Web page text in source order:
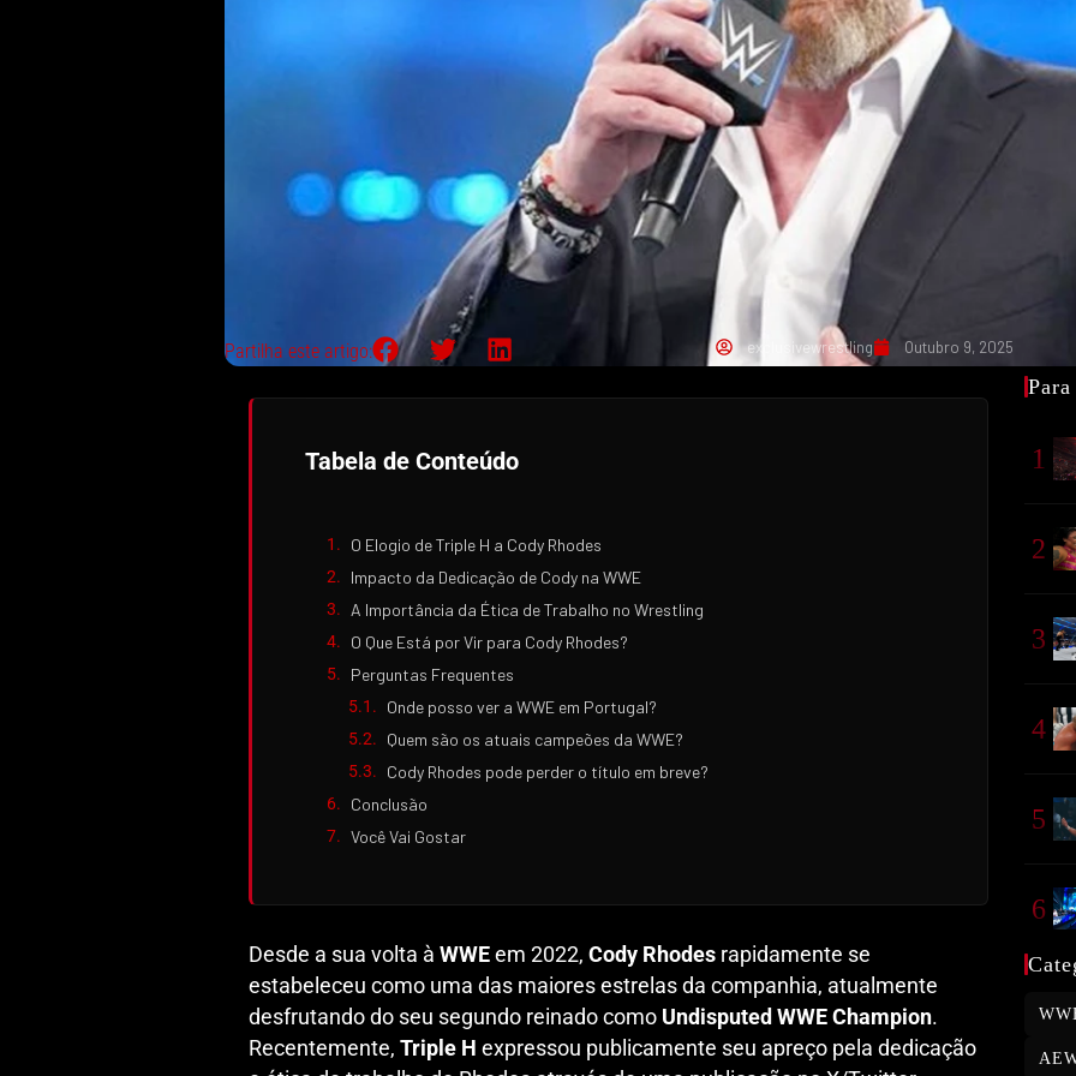
Partilha este artigo: exclusivewrestling Outubro 9, 2025
Tabela de Conteúdo
O Elogio de Triple H a Cody Rhodes
Impacto da Dedicação de Cody na WWE
A Importância da Ética de Trabalho no Wrestling
O Que Está por Vir para Cody Rhodes?
Perguntas Frequentes
Onde posso ver a WWE em Portugal?
Quem são os atuais campeões da WWE?
Cody Rhodes pode perder o título em breve?
Conclusão
Você Vai Gostar
Desde a sua volta à WWE em 2022, Cody Rhodes rapidamente se
estabeleceu como uma das maiores estrelas da companhia, atualmente
desfrutando do seu segundo reinado como Undisputed WWE Champion.
Recentemente, Triple H expressou publicamente seu apreço pela dedicação
1
2
3
4
5
6